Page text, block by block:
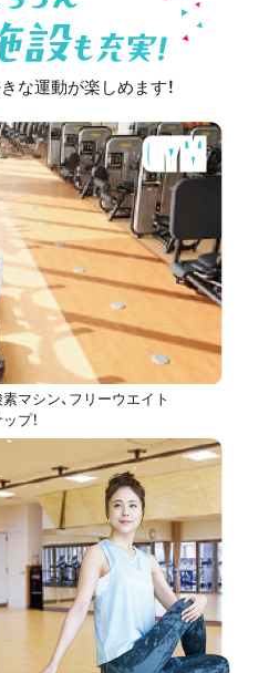
な運動が楽しめます！
GYM
マシン、フリーウエイト
プ！